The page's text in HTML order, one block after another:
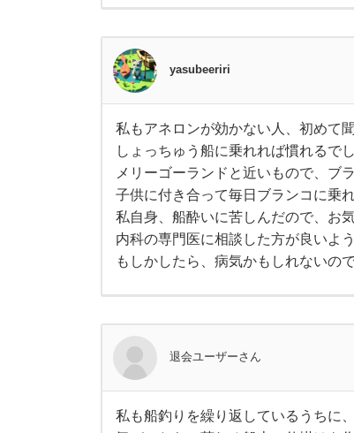
が
酷
い
の
で
、
前
日
る
っ
で
船
酔
い
を
服
す
る
ま
で
約
2
年
か
か
り
し
。
yasubeeriri
私
も
ア
ネ
ロ
ン
が
効
か
な
人
初
き
ま
し
た
私もアネロンが効かない人、初めて聞
しょっちゅう船に乗れれば慣れるで
メリーゴーランドと近いもので、ブ
子供に付き合って毎日ブランコに乗
私自身、船酔いに苦しんだので、お
内科の専門医に相談した方が良いよ
もしかしたら、病気かもしれないの
退会ユーザーさん
私
私も船釣りを繰り返しているうちに、